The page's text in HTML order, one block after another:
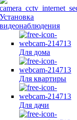
Установка
видеонаблюдения
Для дома
Для квартиры
Для дачи